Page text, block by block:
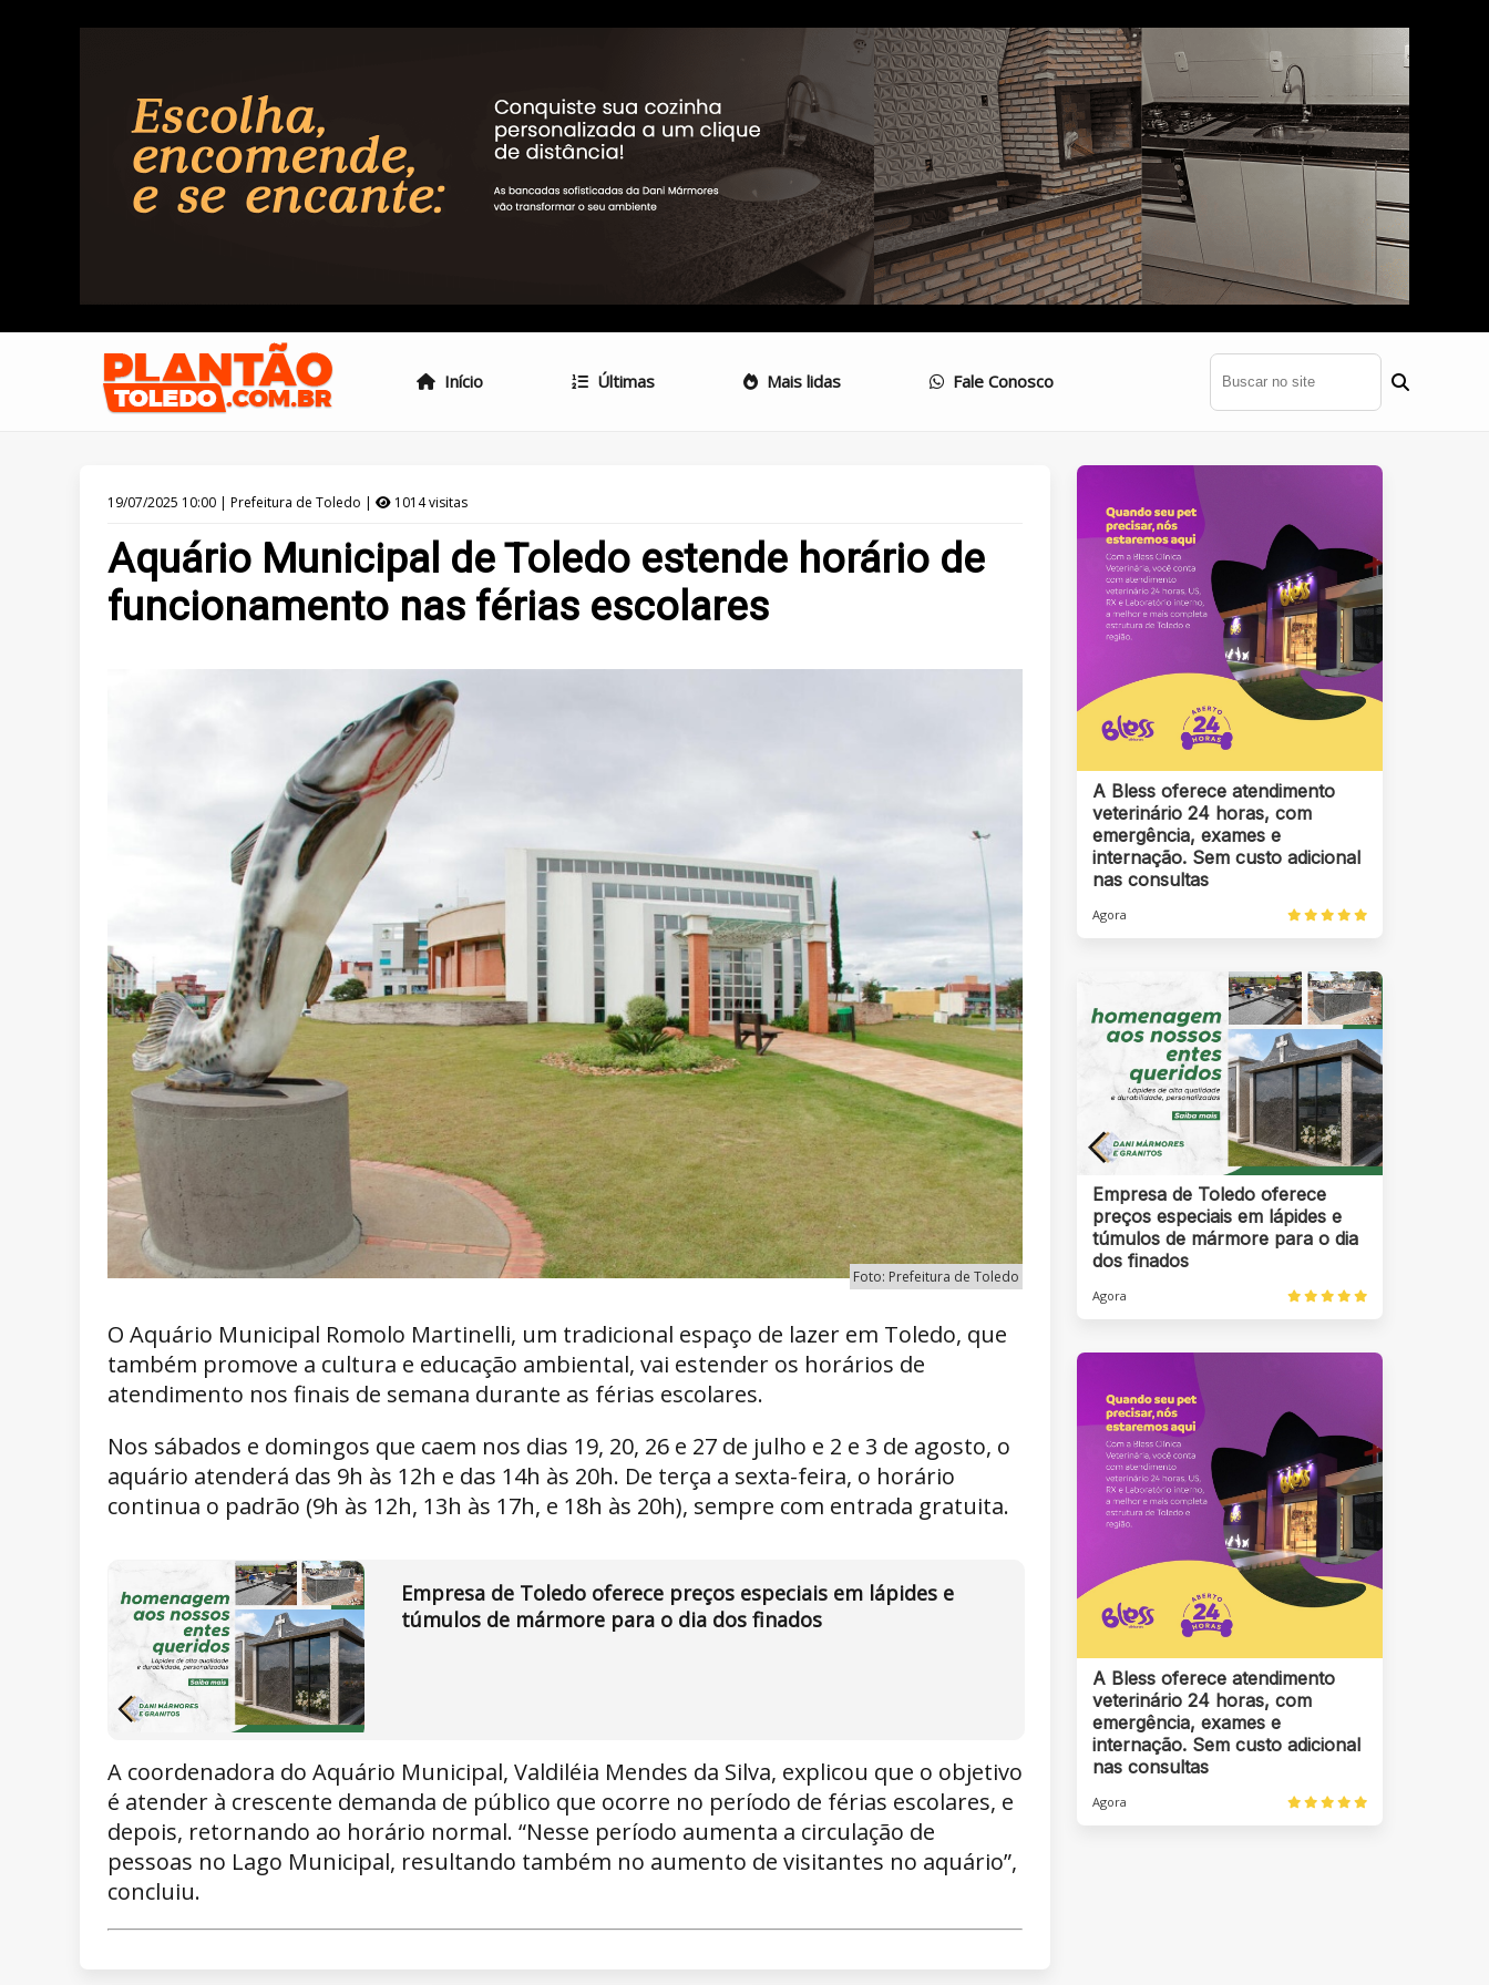
Início Últimas Mais lidas Fale Conosco
19/07/2025 10:00 | Prefeitura de Toledo | 1014 visitas
Aquário Municipal de Toledo estende horário de
funcionamento nas férias escolares
Foto: Prefeitura de Toledo
O Aquário Municipal Romolo Martinelli, um tradicional espaço de lazer em Toledo, que
também promove a cultura e educação ambiental, vai estender os horários de
atendimento nos finais de semana durante as férias escolares.
Nos sábados e domingos que caem nos dias 19, 20, 26 e 27 de julho e 2 e 3 de agosto, o
aquário atenderá das 9h às 12h e das 14h às 20h. De terça a sexta-feira, o horário
continua o padrão (9h às 12h, 13h às 17h, e 18h às 20h), sempre com entrada gratuita.
Empresa de Toledo oferece preços especiais em lápides e
túmulos de mármore para o dia dos finados
A coordenadora do Aquário Municipal, Valdiléia Mendes da Silva, explicou que o objetivo
é atender à crescente demanda de público que ocorre no período de férias escolares, e
depois, retornando ao horário normal. “Nesse período aumenta a circulação de
pessoas no Lago Municipal, resultando também no aumento de visitantes no aquário”,
concluiu.
A Bless oferece atendimento
veterinário 24 horas, com
emergência, exames e
internação. Sem custo adicional
nas consultas
Agora
Empresa de Toledo oferece
preços especiais em lápides e
túmulos de mármore para o dia
dos finados
Agora
A Bless oferece atendimento
veterinário 24 horas, com
emergência, exames e
internação. Sem custo adicional
nas consultas
Agora